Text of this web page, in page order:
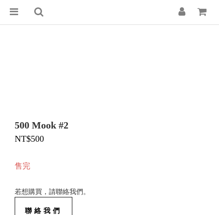
500 Mook #2
NT$500
售完
若想購買，請聯絡我們。
聯絡我們